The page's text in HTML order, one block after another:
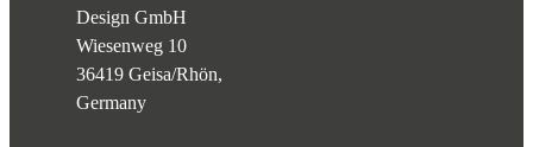
Design GmbH
Wiesenweg 10
36419 Geisa/Rhön,
Germany